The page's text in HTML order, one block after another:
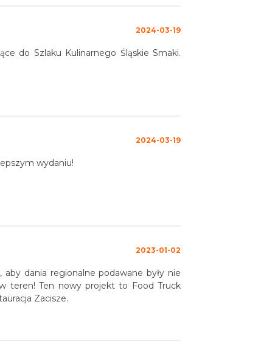
2024-03-19
do Szlaku Kulinarnego Śląskie Smaki.
2024-03-19
wydaniu!
2023-01-02
dania regionalne podawane były nie
teren! Ten nowy projekt to Food Truck
Zacisze.